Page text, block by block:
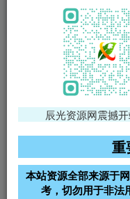
VIP特权介绍
火
VIP特权介绍
免费领支付宝红包
阿里云2核2G200M服务器
年
辰光资源网震撼
重
本站资源全部来源于
考，切勿用于非法